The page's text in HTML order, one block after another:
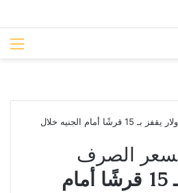
الدولار يقفز بـ 15 قرشًا أمام الجنيه خلال
سعر الصرف
الدولار يقفز بـ 15 قرشًا أمام